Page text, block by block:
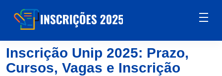
Inscrição Unip 2025: Prazo,
Cursos, Vagas e Inscrição